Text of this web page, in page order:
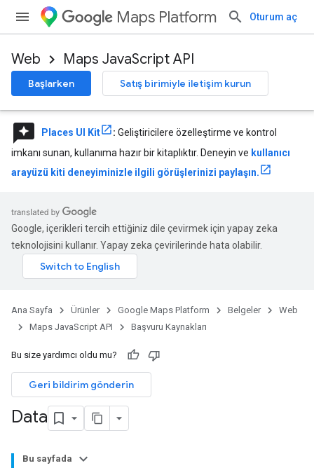
Maps Platform Oturum aç
Web Maps JavaScript API
Başlarken Satış birimiyle iletişim kurun
reviews Places UI Kit : Geliştiricilere özelleştirme ve kontrol
imkanı sunan, kullanıma hazır bir kitaplıktır. Deneyin ve kullanıcı
arayüzü kiti deneyiminizle ilgili görüşlerinizi paylaşın.
Google, içerikleri tercih ettiğiniz dile çevirmek için yapay zeka
teknolojisini kullanır. Yapay zeka çevirilerinde hata olabilir.
Ana Sayfa Ürünler Google Maps Platform Belgeler
Web
Maps JavaScript API
Başvuru Kaynakları
Bu size yardımcı oldu mu?
Geri bildirim gönderin
Data
Bu sayfada